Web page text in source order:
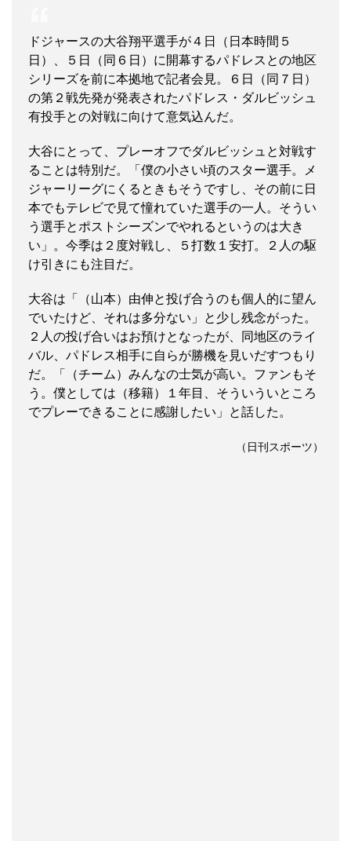
ドジャースの大谷翔平選手が４日（日本時間５
日）、５日（同６日）に開幕するパドレスとの地区
シリーズを前に本拠地で記者会見。６日（同７日）
の第２戦先発が発表されたパドレス・ダルビッシュ
有投手との対戦に向けて意気込んだ。
大谷にとって、プレーオフでダルビッシュと対戦す
ることは特別だ。「僕の小さい頃のスター選手。メ
ジャーリーグにくるときもそうですし、その前に日
本でもテレビで見て憧れていた選手の一人。そうい
う選手とポストシーズンでやれるというのは大き
い」。今季は２度対戦し、５打数１安打。２人の駆
け引きにも注目だ。
大谷は「（山本）由伸と投げ合うのも個人的に望ん
でいたけど、それは多分ない」と少し残念がった。
２人の投げ合いはお預けとなったが、同地区のライ
バル、パドレス相手に自らが勝機を見いだすつもり
だ。「（チーム）みんなの士気が高い。ファンもそ
う。僕としては（移籍）１年目、そういういところ
でプレーできることに感謝したい」と話した。
（日刊スポーツ）